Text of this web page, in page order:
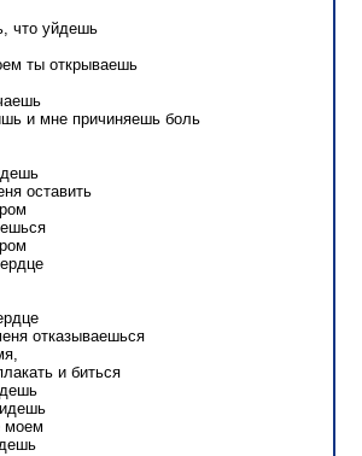
что уйдешь
ты открываешь
и мне причиняешь боль
оставить
отказываешься
и биться
моем